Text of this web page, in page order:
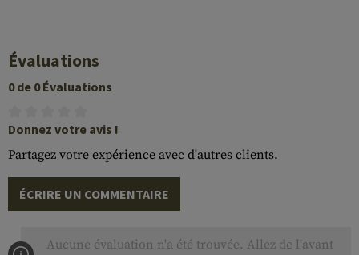
Évaluations
0 de 0 Évaluations
Donnez votre avis !
Partagez votre expérience avec d'autres clients.
ÉCRIRE UN COMMENTAIRE
Aucune évaluation n'a été trouvée. Allez de l'avant